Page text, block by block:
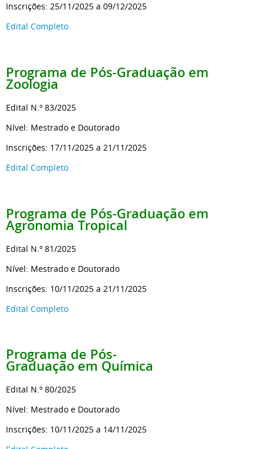
Inscrições: 25/11/2025 a 09/12/2025
Edital Completo
Programa de Pós-Graduação em
Zoologia
Edital N.º 83/2025
Nível: Mestrado e Doutorado
Inscrições: 17/11/2025 a 21/11/2025
Edital Completo
Programa de Pós-Graduação em
Agronomia Tropical
Edital N.º 81/2025
Nível: Mestrado e Doutorado
Inscrições: 10/11/2025 a 21/11/2025
Edital Completo
Programa de Pós-
Graduação em Química
Edital N.º 80/2025
Nível: Mestrado e Doutorado
Inscrições: 10/11/2025 a 14/11/2025